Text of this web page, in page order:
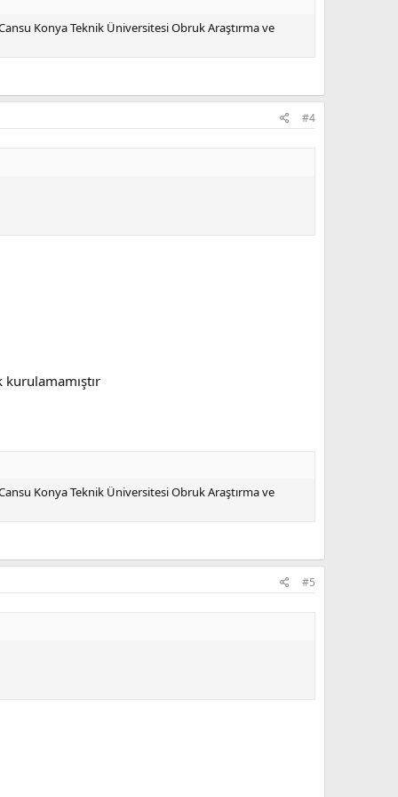
Konya Teknik Üniversitesi Obruk Araştırma ve
#4
Konya Teknik Üniversitesi Obruk Araştırma ve
#5